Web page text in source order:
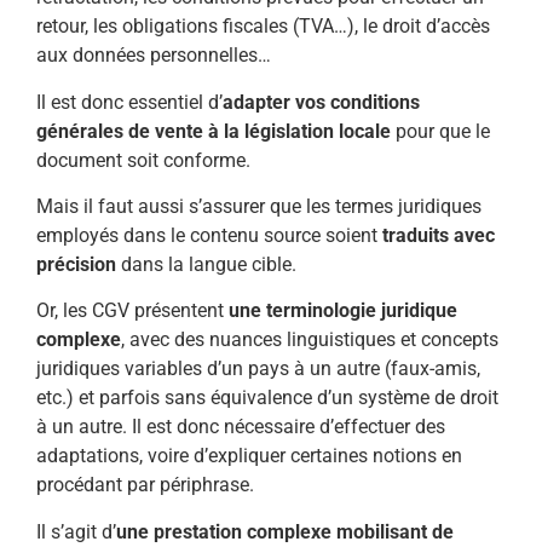
retour, les obligations fiscales (TVA…), le droit d’accès
aux données personnelles…
Il est donc essentiel d’adapter vos conditions
générales de vente à la législation locale pour que le
document soit conforme.
Mais il faut aussi s’assurer que les termes juridiques
employés dans le contenu source soient traduits avec
précision dans la langue cible.
Or, les CGV présentent une terminologie juridique
complexe, avec des nuances linguistiques et concepts
juridiques variables d’un pays à un autre (faux-amis,
etc.) et parfois sans équivalence d’un système de droit
à un autre. Il est donc nécessaire d’effectuer des
adaptations, voire d’expliquer certaines notions en
procédant par périphrase.
Il s’agit d’une prestation complexe mobilisant de